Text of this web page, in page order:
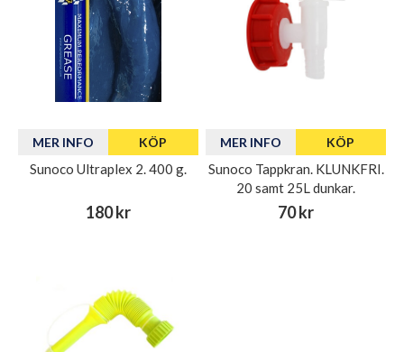
MER INFO KÖP
Sunoco Ultraplex 2. 400 g.
180 kr
MER INFO KÖP
Sunoco Tappkran. KLUNKFRI.
20 samt 25L dunkar.
70 kr